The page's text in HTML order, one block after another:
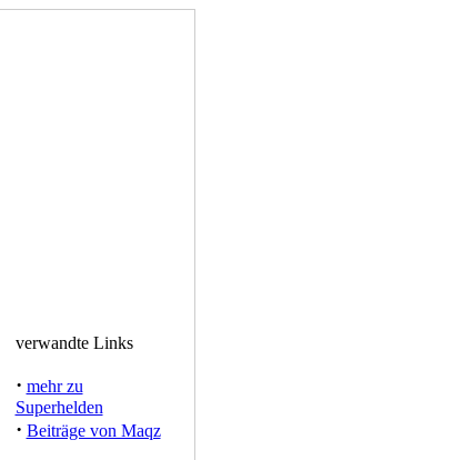
verwandte Links
· mehr zu
Superhelden
· Beiträge von Maqz